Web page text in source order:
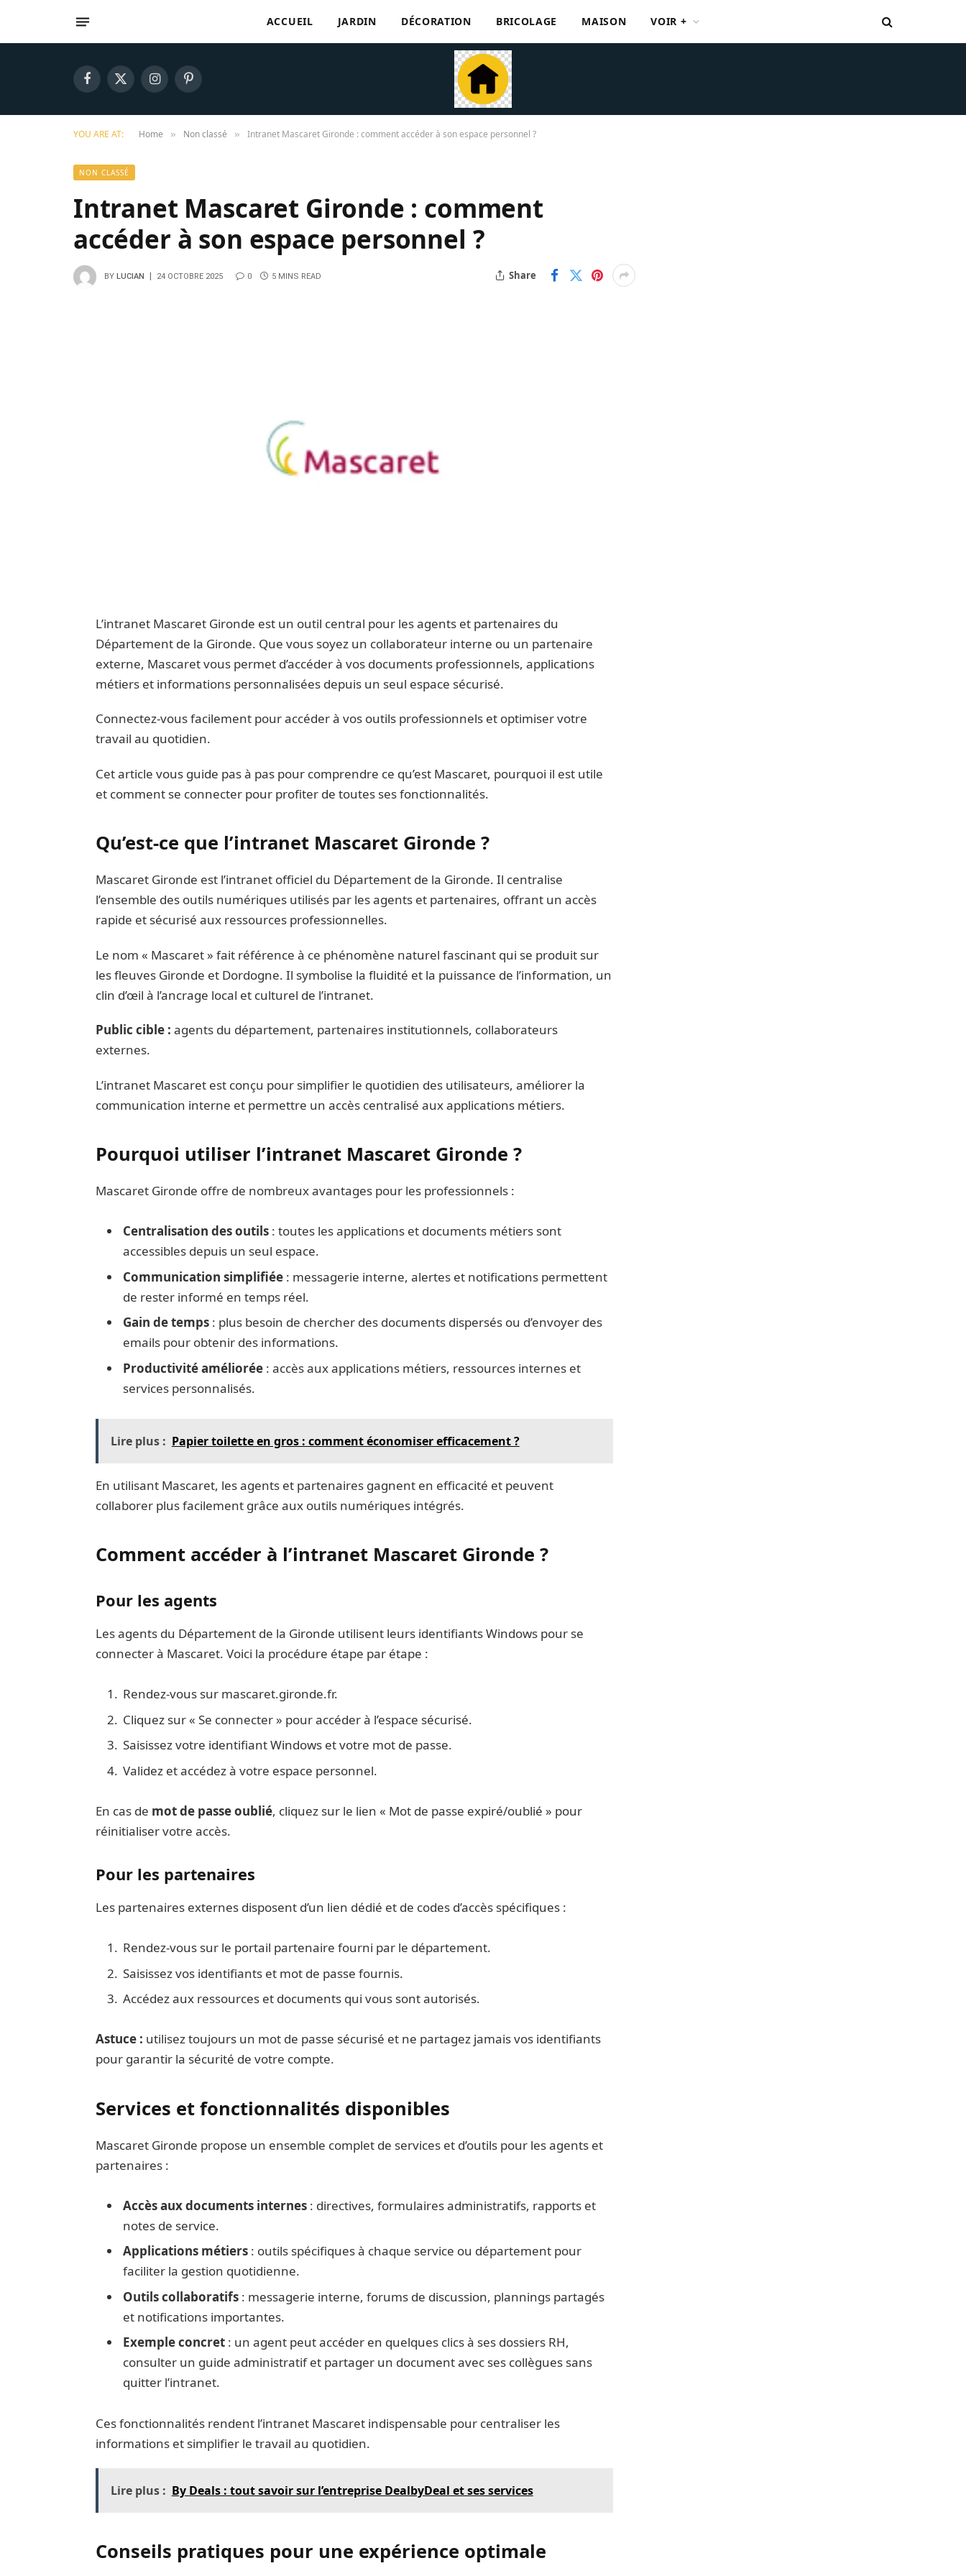
ACCUEIL JARDIN DÉCORATION BRICOLAGE MAISON VOIR +
Facebook
X
InstagramPinterest
YOU ARE AT: Home » Non classé » Intranet Mascaret Gironde : comment accéder à son espace personnel ?
NON CLASSÉ
Intranet Mascaret Gironde : comment
accéder à son espace personnel ?
BY LUCIAN 24 OCTOBRE 2025 0 5 MINS READ Share
L’intranet Mascaret Gironde est un outil central pour les agents et partenaires du
Département de la Gironde. Que vous soyez un collaborateur interne ou un partenaire
externe, Mascaret vous permet d’accéder à vos documents professionnels, applications
métiers et informations personnalisées depuis un seul espace sécurisé.
Connectez-vous facilement pour accéder à vos outils professionnels et optimiser votre
travail au quotidien.
Cet article vous guide pas à pas pour comprendre ce qu’est Mascaret, pourquoi il est utile
et comment se connecter pour profiter de toutes ses fonctionnalités.
Qu’est-ce que l’intranet Mascaret Gironde ?
Mascaret Gironde est l’intranet officiel du Département de la Gironde. Il centralise
l’ensemble des outils numériques utilisés par les agents et partenaires, offrant un accès
rapide et sécurisé aux ressources professionnelles.
Le nom « Mascaret » fait référence à ce phénomène naturel fascinant qui se produit sur
les fleuves Gironde et Dordogne. Il symbolise la fluidité et la puissance de l’information, un
clin d’œil à l’ancrage local et culturel de l’intranet.
Public cible : agents du département, partenaires institutionnels, collaborateurs
externes.
L’intranet Mascaret est conçu pour simplifier le quotidien des utilisateurs, améliorer la
communication interne et permettre un accès centralisé aux applications métiers.
Pourquoi utiliser l’intranet Mascaret Gironde ?
Mascaret Gironde offre de nombreux avantages pour les professionnels :
Centralisation des outils: toutes les applications et documents métiers sont
accessibles depuis un seul espace.
Communication simplifiée: messagerie interne, alertes et notifications permettent
de rester informé en temps réel.
Gain de temps: plus besoin de chercher des documents dispersés ou d’envoyer des
emails pour obtenir des informations.
Productivité améliorée: accès aux applications métiers, ressources internes et
services personnalisés.
Lire plus : Papier toilette en gros : comment économiser efficacement ?
En utilisant Mascaret, les agents et partenaires gagnent en efficacité et peuvent
collaborer plus facilement grâce aux outils numériques intégrés.
Comment accéder à l’intranet Mascaret Gironde ?
Pour les agents
Les agents du Département de la Gironde utilisent leurs identifiants Windows pour se
connecter à Mascaret. Voici la procédure étape par étape :
Rendez-vous sur mascaret.gironde.fr.
Cliquez sur « Se connecter » pour accéder à l’espace sécurisé.
Saisissez votre identifiant Windows et votre mot de passe.
Validez et accédez à votre espace personnel.
En cas de mot de passe oublié, cliquez sur le lien « Mot de passe expiré/oublié » pour
réinitialiser votre accès.
Pour les partenaires
Les partenaires externes disposent d’un lien dédié et de codes d’accès spécifiques :
Rendez-vous sur le portail partenaire fourni par le département.
Saisissez vos identifiants et mot de passe fournis.
Accédez aux ressources et documents qui vous sont autorisés.
Astuce : utilisez toujours un mot de passe sécurisé et ne partagez jamais vos identifiants
pour garantir la sécurité de votre compte.
Services et fonctionnalités disponibles
Mascaret Gironde propose un ensemble complet de services et d’outils pour les agents et
partenaires :
Accès aux documents internes: directives, formulaires administratifs, rapports et
notes de service.
Applications métiers: outils spécifiques à chaque service ou département pour
faciliter la gestion quotidienne.
Outils collaboratifs: messagerie interne, forums de discussion, plannings partagés
et notifications importantes.
Exemple concret: un agent peut accéder en quelques clics à ses dossiers RH,
consulter un guide administratif et partager un document avec ses collègues sans
quitter l’intranet.
Ces fonctionnalités rendent l’intranet Mascaret indispensable pour centraliser les
informations et simplifier le travail au quotidien.
Lire plus : By Deals : tout savoir sur l’entreprise DealbyDeal et ses services
Conseils pratiques pour une expérience optimale